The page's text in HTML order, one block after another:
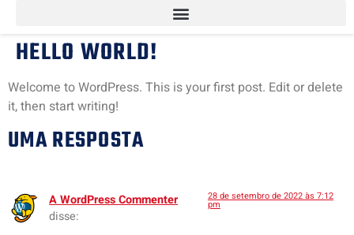
HELLO WORLD!
Welcome to WordPress. This is your first post. Edit or delete
it, then start writing!
UMA RESPOSTA
A WordPress Commenter
disse:
28 de setembro de 2022 às 7:12
pm